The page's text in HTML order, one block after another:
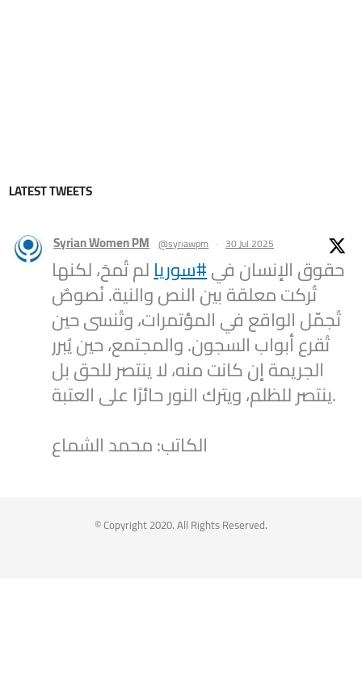
LATEST TWEETS
Syrian Women PM @syriawpm · 30 Jul 2025
حقوق الإنسان في#سوريالم تُمحَ، لكنها
تُركت معلقة بين النص والنية. نُصوصٌ
تُجمّل الواقع في المؤتمرات، وتُنسى حين
تُقرع أبواب السجون. والمجتمع، حين يُبرر
الجريمة إن كانت منه، لا ينتصر للحق بل
ينتصر للظلم، ويترك النور حائرًا على العتبة.
الكاتب: محمد الشماع
Syrian Women PM @syriawpm · 25 Jul 2025
© Copyright 2020. All Rights Reserved.